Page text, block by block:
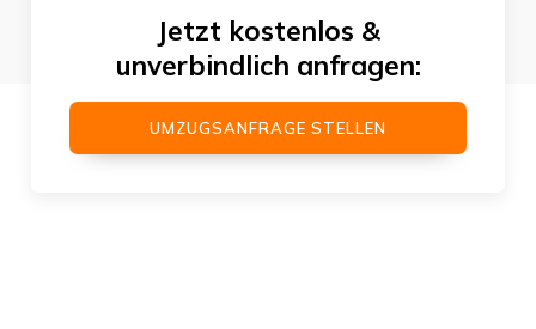
Jetzt kostenlos &
unverbindlich anfragen:
UMZUGSANFRAGE STELLEN